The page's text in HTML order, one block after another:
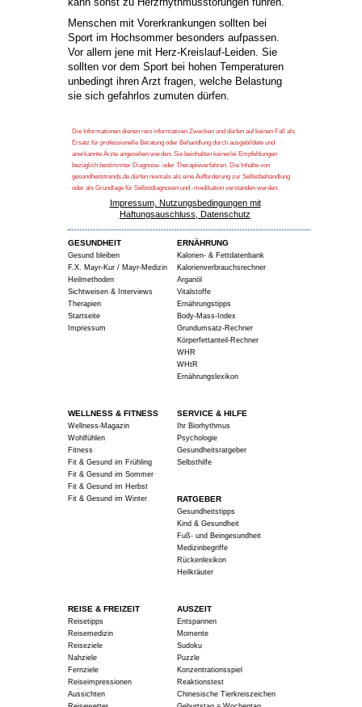
Menschen mit Vorerkrankungen sollten bei
Sport im Hochsommer besonders aufpassen.
Vor allem jene mit Herz-Kreislauf-Leiden. Sie
sollten vor dem Sport bei hohen Temperaturen
unbedingt ihren Arzt fragen, welche Belastung
sie sich gefahrlos zumuten dürfen.
Die Informationen dienen rein informativen Zwecken und dürfen auf keinen Fall als
Ersatz für professionelle Beratung oder Behandlung durch ausgebildete und
anerkannte Ärzte angesehen werden. Sie beinhalten keinerlei Empfehlungen
bezüglich bestimmter Diagnose- oder Therapieverfahren. Die Inhalte von
gesundheitstrends.de dürfen niemals als eine Aufforderung zur Selbstbehandlung
oder als Grundlage für Selbstdiagnosen und -medikation verstanden werden.
Impressum, Nutzungsbedingungen mit
Haftungsauschluss, Datenschutz
GESUNDHEIT
Gesund bleiben
F.X. Mayr-Kur / Mayr-Medizin
Heilmethoden
Sichtweisen & Interviews
Therapien
Startseite
Impressum
ERNÄHRUNG
Kalorien- & Fettdatenbank
Kalorienverbrauchsrechner
Arganöl
Vitalstoffe
Ernährungstipps
Body-Mass-Index
Grundumsatz-Rechner
Körperfettanteil-Rechner
WHR
WHtR
Ernährungslexikon
WELLNESS & FITNESS
Wellness-Magazin
Wohlfühlen
Fitness
Fit & Gesund im Frühling
Fit & Gesund im Sommer
Fit & Gesund im Herbst
Fit & Gesund im Winter
SERVICE & HILFE
Ihr Biorhythmus
Psychologie
Gesundheitsratgeber
Selbsthilfe
RATGEBER
Gesundheitstipps
Kind & Gesundheit
Fuß- und Beingesundheit
Medizinbegriffe
Rückenlexikon
Heilkräuter
REISE & FREIZEIT
Reisetipps
Reisemedizin
Reiseziele
Nahziele
Fernziele
Reiseimpressionen
Aussichten
AUSZEIT
Entspannen
Momente
Sudoku
Puzzle
Konzentrationsspiel
Reaktionstest
Chinesische Tierkreiszeichen